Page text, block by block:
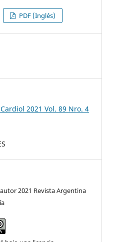
PDF (Inglés)
2021 Vol. 89 Nro. 4
2021 Revista Argentina